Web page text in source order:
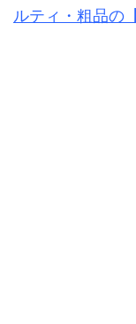
ルティ・粗品の